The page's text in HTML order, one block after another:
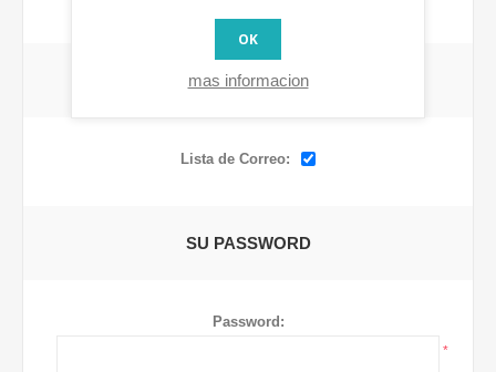
OPCIONES
Lista de Correo:
SU PASSWORD
Password:
*
OK
mas informacion